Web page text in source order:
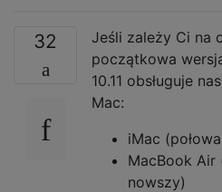
32
Jeśli zależy Ci na
początkowa
10.11 obsługuje
Mac:
iMac
MacBook Air
nowszy)